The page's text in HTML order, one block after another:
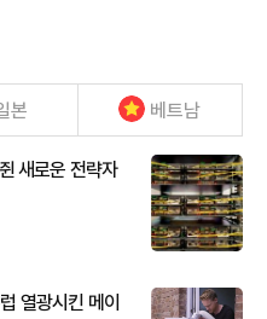
본 베트남
새로운 전략자
열광시킨 메이